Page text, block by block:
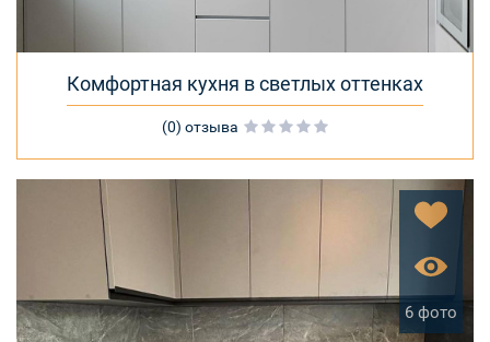
Комфортная кухня в светлых оттенках
(0) отзыва
6 фото